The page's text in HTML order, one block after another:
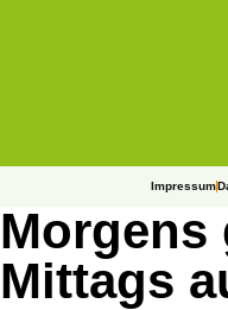
Impressum
Morgens
Mittags